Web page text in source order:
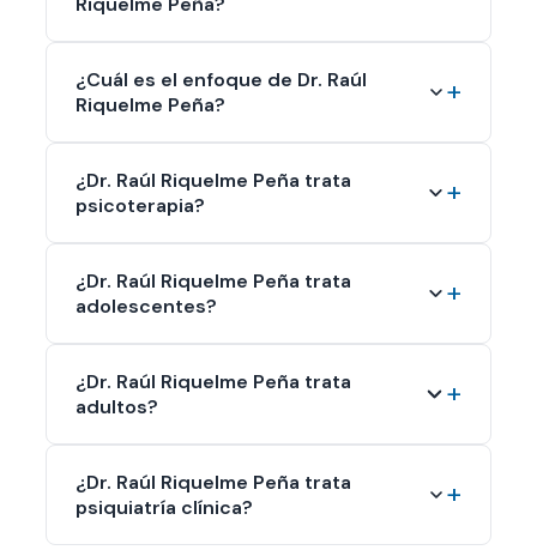
¿Cuál es el enfoque de Dr. Raúl
Riquelme Peña?
¿Dr. Raúl Riquelme Peña trata
psicoterapia?
¿Dr. Raúl Riquelme Peña trata
adolescentes?
¿Dr. Raúl Riquelme Peña trata
adultos?
¿Dr. Raúl Riquelme Peña trata
psiquiatría clínica?